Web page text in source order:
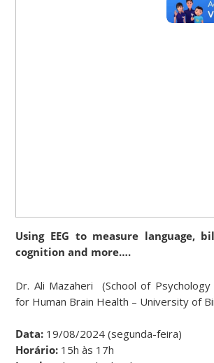
Using EEG to measure language,
cognition and more….
Dr. Ali Mazaheri (School of
for Human Brain Health – University of
Data: 19/08/2024 (segunda-feira)
Horário: 15h às 17h